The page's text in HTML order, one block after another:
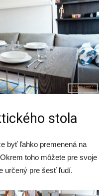
stola
byť ľahko premenená na
toho môžete pre svoje
určený pre šesť ľudí.